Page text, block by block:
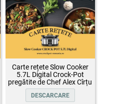
Carte rețete Slow Cooker
5.7L Digital Crock-Pot
pregătite de Chef Alex Cîrțu
DESCARCARE